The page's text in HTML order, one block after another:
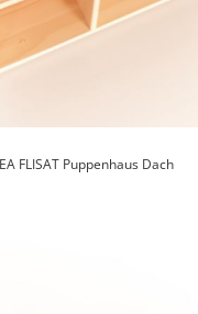
FLISAT Puppenhaus Dach